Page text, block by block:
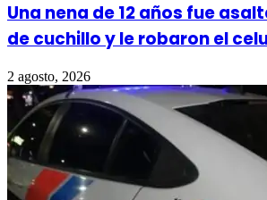
Una nena de 12 años fue
de cuchillo y le robaron el
2 agosto, 2026